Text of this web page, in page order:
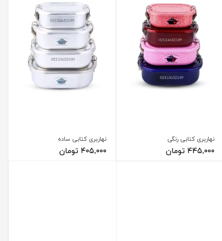
نهاربری کتابی رنگی
۴۴۵,۰۰۰ تومان
نهاربری کتابی ساده
۴۰۵,۰۰۰ تومان